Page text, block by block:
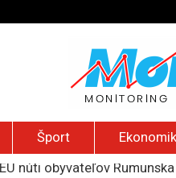
Šport
logistické centrum